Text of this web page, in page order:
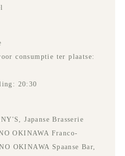
consumptie ter plaatse:
20:30
Japanse Brasserie
OKINAWA Franco-
OKINAWA Spaanse Bar,